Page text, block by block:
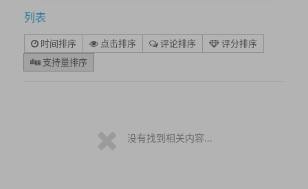
列表
时间排序 点击排序 评论排序
评分排序
支持量排序
没有找到相关内容...